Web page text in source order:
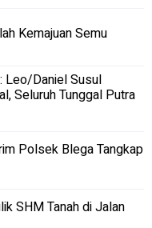
Kemajuan Semu
Leo/Daniel Susul
Seluruh Tunggal Putra
Polsek Blega Tangkap
SHM Tanah di Jalan